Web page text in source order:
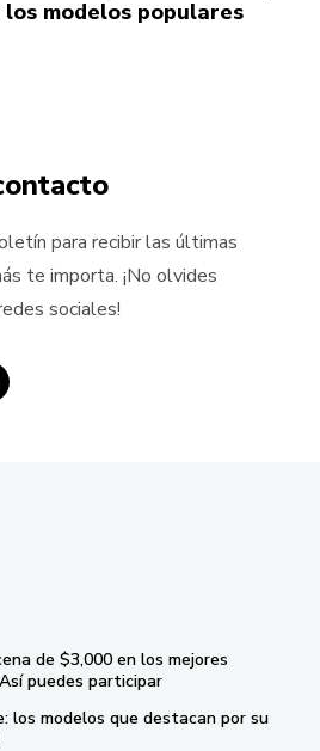
modelos populares
para recibir las últimas
te importa. ¡No olvides
sociales!
de $3,000 en los mejores
puedes participar
los modelos que destacan por su